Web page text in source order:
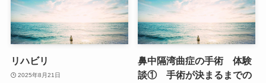
リハビリ
2025年8月21日
鼻中隔湾曲症の手術 体験
談① 手術が決まるまでの